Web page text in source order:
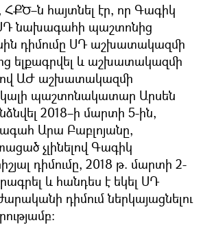
հայտնել էր, որ Գագիկ
ՍԴ նախագահի պաշտոնից
դիմումը ՍԴ աշխատակազմի
ելքագրվել և աշխատակազմի
ԱԺ աշխատակազմի
պաշտոնակատար Արսեն
2018–ի մարտի 5-ին,
Արա Բաբլոյանը,
չլինելով Գագիկ
դիմումը, 2018 թ. մարտի 2-
և հանդես է եկել ՍԴ
դիմում ներկայացնելու